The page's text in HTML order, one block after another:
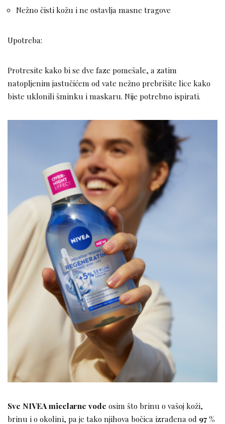
Nežno čisti kožu i ne ostavlja masne tragove
Upotreba:
Protresite kako bi se dve faze pomešale, a zatim
natopljenim jastučićem od vate nežno prebrišite lice kako
biste uklonili šminku i maskaru. Nije potrebno ispirati.
Sve NIVEA micelarne vode osim što brinu o vašoj koži,
brinu i o okolini, pa je tako njihova bočica izrađena od 97 %